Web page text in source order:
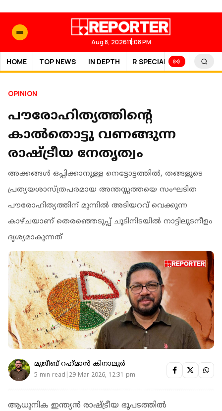
Aug 8, 202611:08 PM
HOME TOP NEWS IN DEPTH R SPECIAL SPORTS
OPINION
പൗരോഹിത്യത്തിന്റെ
കാൽതൊട്ടു വണങ്ങുന്ന
രാഷ്ട്രീയ നേതൃത്വം
അക്കങ്ങൾ ഒപ്പിക്കാനുള്ള നെട്ടോട്ടത്തിൽ, തങ്ങളുടെ
പ്രത്യയശാസ്ത്രപരമായ അന്തസ്സത്തയെ സംഘടിത
പൗരോഹിത്യത്തിന് മുന്നിൽ അടിയറവ് വെക്കുന്ന
കാഴ്ചയാണ് തെരഞ്ഞെടുപ്പ്‌ ചൂടിനിടയിൽ നാട്ടിലുടനീളം
ദൃശ്യമാകുന്നത്
മുജീബ് റഹ്‌മാന്‍ കിനാലൂര്‍
5 min read|29 Mar 2026, 12:31 pm
ആധുനിക ഇന്ത്യൻ രാഷ്ട്രീയ ഭൂപടത്തിൽ